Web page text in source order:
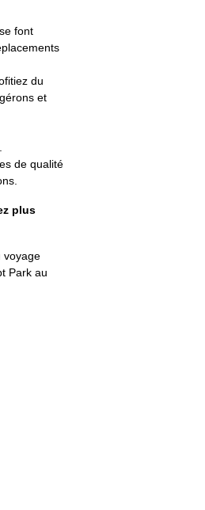
font
du
et
de qualité
plus
voyage
Park au